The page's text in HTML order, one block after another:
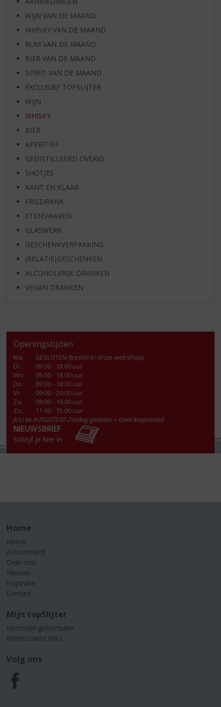
WIJN VAN DE MAAND
WHISKY VAN DE MAAND
RUM VAN DE MAAND
BIER VAN DE MAAND
SPIRIT VAN DE MAAND
EXCLUSIEF TOPSLIJTER
WIJN
WHISKY
BIER
APERITIEF
GEDISTILLEERD OVERIG
SHOTJES
KANT EN KLAAR
FRISDRANK
ETENSWAREN
GLASWERK
GESCHENKVERPAKKING
(RELATIE)GESCHENKEN
ALCOHOLVRIJE DRANKEN
VEGAN DRANKEN
Openingstijden
Ma:
GESLOTEN (bestel in onze webshop)
Di:
09.00 - 18.00 uur
Wo:
09.00 - 18.00 uur
Do:
09:00 - 18:00 uur
Vr:
09:00 - 20:00 uur
Za:
09:00 - 18:00 uur
Zo:
11.00 - 15.00 uur
JULI en AUGUSTUS!! Zondag gesloten + Geen koopavond
NIEUWSBRIEF
Schrijf je hier in
Home
Home
Assortiment
Over ons
Nieuws
Inspiratie
Contact
Mijn topSlijter
Herroepingsformulier
Interessante links
Volg ons
F